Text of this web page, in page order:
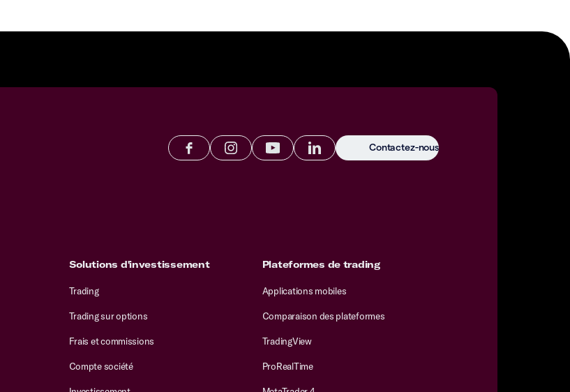
Contactez-nous
Solutions d'investissement
Trading
Trading sur options
Frais et commissions
Compte société
Plateformes de trading
Applications mobiles
Comparaison des plateformes
TradingView
ProRealTime